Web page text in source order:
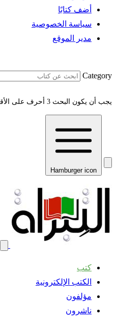
أضف كتابًا
سياسة الخصوصية
مدير الموقع
Category
يجب أن يكون البحث 3 أحرف على الأقل
Hamburger icon
كتب
الكتب الإلكترونية
مؤلفون
ناشرون